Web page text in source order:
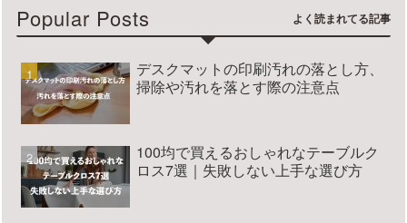
Popular Posts
デスクマットの印刷汚れの落とし方、
掃除や汚れを落とす際の注意点
100均で買えるおしゃれなテーブルク
ロス7選｜失敗しない上手な選び方